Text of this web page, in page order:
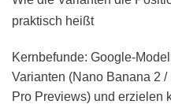
praktisch heißt
Kernbefunde:
Varianten (Nano Banana 2
Pro Previews) und erzielen